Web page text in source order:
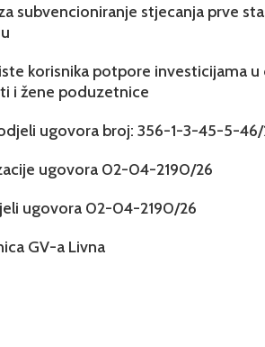
subvencioniranje stjecanja prve
korisnika potpore investicijama u
i žene poduzetnice
ugovora broj: 356-1-3-45-5-46/
ugovora 02-04-2190/26
ugovora 02-04-2190/26
GV-a Livna